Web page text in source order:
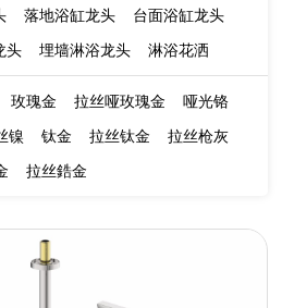
落地浴缸龙头
台面浴缸龙头
头
埋墙淋浴龙头 淋浴花洒
玫瑰金 拉丝哑玫瑰金
哑光铬
镍 钛金 拉丝钛金
拉丝枪灰
拉丝鋯金